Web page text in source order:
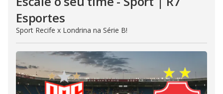
Esportes
Sport Recife x Londrina na Série B!